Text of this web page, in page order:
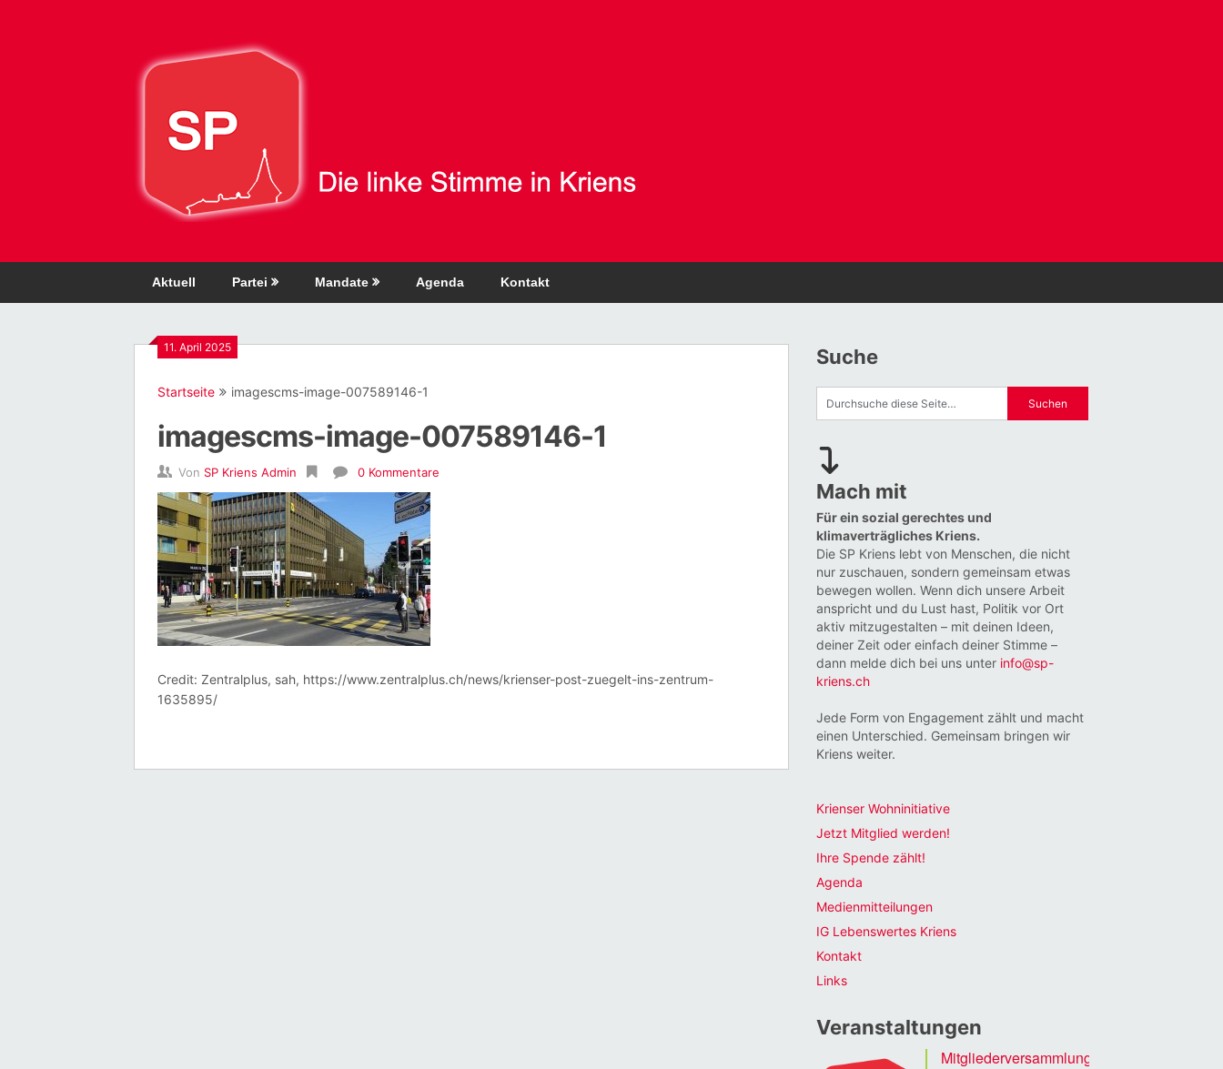
Aktuell Partei Mandate Agenda Kontakt
11. April 2025
Startseite imagescms-image-007589146-1
imagescms-image-007589146-1
Von SP Kriens Admin 0 Kommentare
Credit: Zentralplus, sah, https://www.zentralplus.ch/news/krienser-post-zuegelt-ins-zentrum-
1635895/
Suche
Mach mit
Für ein sozial gerechtes und
klimaverträgliches Kriens.
Die SP Kriens lebt von Menschen, die nicht
nur zuschauen, sondern gemeinsam etwas
bewegen wollen. Wenn dich unsere Arbeit
anspricht und du Lust hast, Politik vor Ort
aktiv mitzugestalten – mit deinen Ideen,
deiner Zeit oder einfach deiner Stimme –
dann melde dich bei uns unter info@sp-
kriens.ch
Jede Form von Engagement zählt und macht
einen Unterschied. Gemeinsam bringen wir
Kriens weiter.
Krienser Wohninitiative
Jetzt Mitglied werden!
Ihre Spende zählt!
Agenda
Medienmitteilungen
IG Lebenswertes Kriens
Kontakt
Links
Veranstaltungen
Mitgliederversammlung